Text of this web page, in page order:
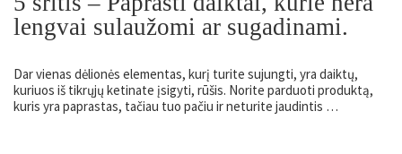
lengvai sulaužomi ar sugadinami.
Dar vienas dėlionės elementas, kurį turite sujungti, yra daiktų,
kuriuos iš tikrųjų ketinate įsigyti, rūšis. Norite parduoti produktą,
kuris yra paprastas, tačiau tuo pačiu ir neturite jaudintis …